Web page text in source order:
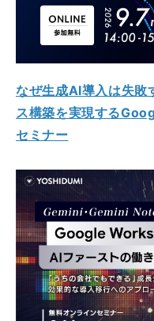
なぜ生成AI導入は失敗
ス構築を実現する
セミナー